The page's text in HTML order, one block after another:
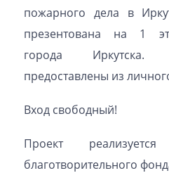
пожарного дела в
презентована на 1
города Иркутска.
предоставлены из
Вход свободный!
Проект
благотворительного